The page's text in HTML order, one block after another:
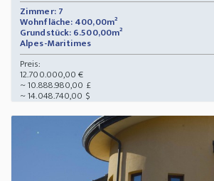
Zimmer: 7
Wohnfläche: 400,00m²
Grundstück: 6.500,00m²
Alpes-Maritimes
Preis:
12.700.000,00 €
~ 10.888.980,00 £
~ 14.048.740,00 $